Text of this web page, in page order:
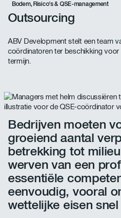
Bodem, Risico's & QSE-management
Outsourcing
ABV Development stelt een team
coördinatoren ter beschikking
termijn.
Bedrijven moeten
groeiend aantal
betrekking tot
werven van een
essentiële
eenvoudig, vooral
wettelijke eisen